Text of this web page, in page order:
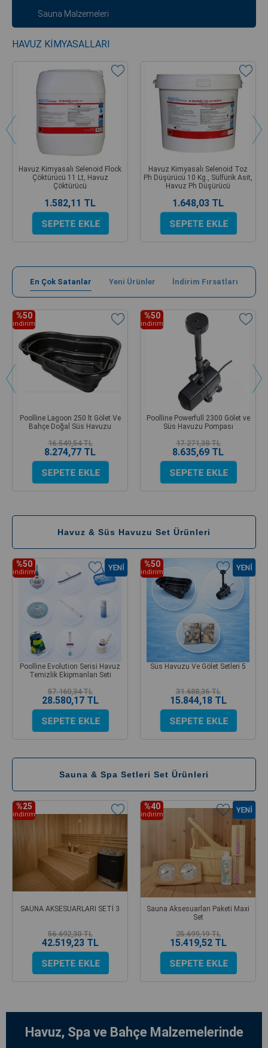
Sauna Malzemeleri
HAVUZ KIMYASALLARI
Havuz Kimyasalı Selenoid Flock
Çöktürücü 11 Lt, Havuz
Çöktürücü
1.582,11 TL
Havuz Kimyasalı Selenoid Toz
Ph Düşürücü 10 Kg., Sülfürik Asit,
Havuz Ph Düşürücü
1.648,03 TL
En Çok Satanlar Yeni Ürünler İndirim Fırsatları
%50
indirim
Poolline Lagoon 250 lt Gölet Ve
Bahçe Doğal Süs Havuzu
16.549,54 TL
8.274,77 TL
%50
indirim
Poolline Powerfull 2300 Gölet ve
Süs Havuzu Pompası
17.271,38 TL
8.635,69 TL
Havuz & Süs Havuzu Set Ürünleri
%50
indirim
Poolline Evolution Serisi Havuz
Temizlik Ekipmanları Seti
57.160,34 TL
28.580,17 TL
%50
indirim
Süs Havuzu Ve Gölet Setleri 5
31.688,36 TL
15.844,18 TL
Sauna & Spa Setleri Set Ürünleri
%25
indirim
SAUNA AKSESUARLARI SETİ 3
56.692,30 TL
42.519,23 TL
%40
indirim
Sauna Aksesuarları Paketi Maxi
Set
25.699,19 TL
15.419,52 TL
Havuz, Spa ve Bahçe Malzemelerinde